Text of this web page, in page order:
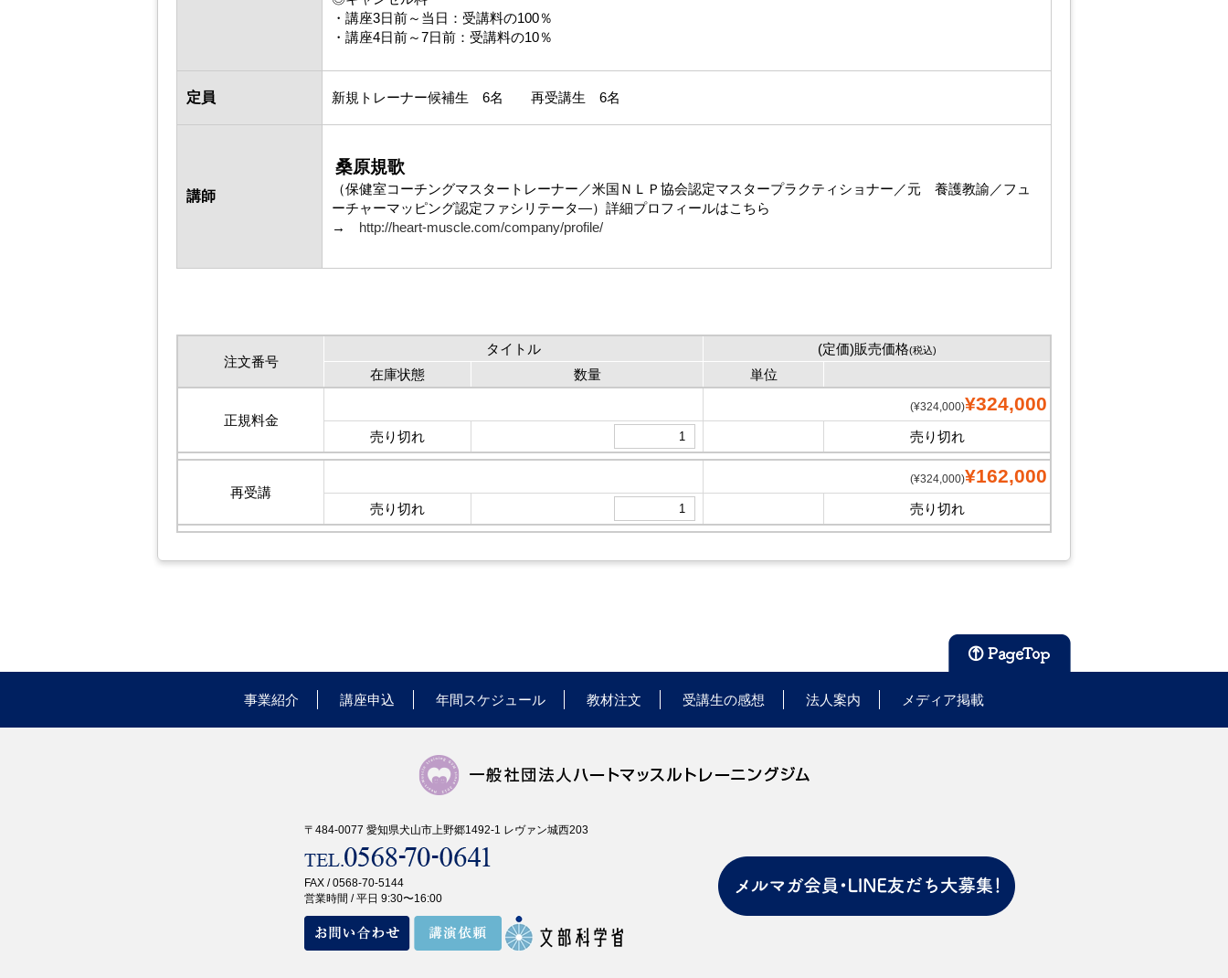
・講座3日前～当日：受講料の100％
・講座4日前～7日前：受講料の10％
定員 新規トレーナー候補生 6名 再受講生 6名
講師
桑原規歌
（保健室コーチングマスタートレーナー／米国ＮＬＰ協会認定マスタープラクティショナー／元 養護教諭／フュ
ーチャーマッピング認定ファシリテータ―）詳細プロフィールはこちら
→ http://heart-muscle.com/company/profile/
注文番号
タイトル (定価)販売価格(税込)
在庫状態 数量 単位
正規料金
(¥324,000)¥324,000
売り切れ 売り切れ
再受講
(¥324,000)¥162,000
売り切れ 売り切れ
事業紹介 講座申込 年間スケジュール 教材注文 受講生の感想 法人案内 メディア掲載
〒484-0077 愛知県犬山市上野郷1492-1 レヴァン城西203
FAX / 0568-70-5144
営業時間 / 平日 9:30〜16:00